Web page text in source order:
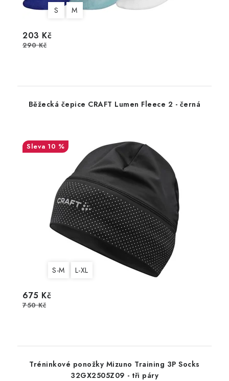
S M
203 Kč
290 Kč
Běžecká čepice CRAFT Lumen Fleece 2 - černá
10 %
S-M L-XL
675 Kč
750 Kč
Tréninkové ponožky Mizuno Training 3P Socks
32GX2505Z09 - tři páry